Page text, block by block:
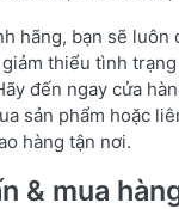
hãng, bạn sẽ luôn
thiểu tình
đến ngay cửa
sản phẩm hoặc
hàng tận nơi.
& mua